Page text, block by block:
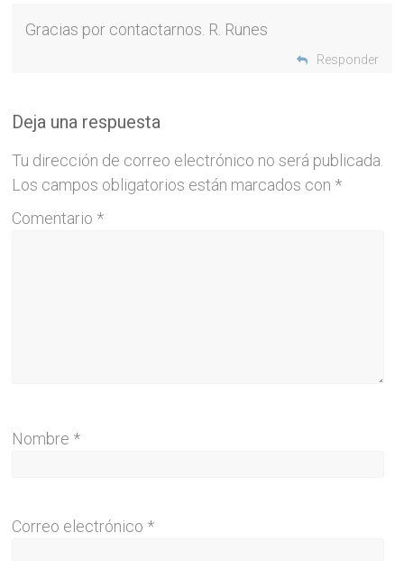
Gracias por contactarnos. R. Runes
Responder
Deja una respuesta
Tu dirección de correo electrónico no será publicada.
Los campos obligatorios están marcados con *
Comentario *
Nombre *
Correo electrónico *